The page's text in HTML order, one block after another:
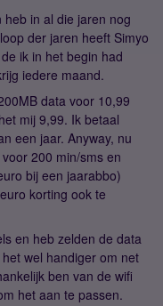
in al die jaren nog
der jaren heeft Simyo
ik in het begin had
iedere maand.
data voor 10,99
mij 9,99. Ik betaal
een jaar. Anyway, nu
200 min/sms en
bij een jaarabbo)
korting ook te
en heb zelden de data
wel handiger om net
ben van de wifi
het aan te passen.